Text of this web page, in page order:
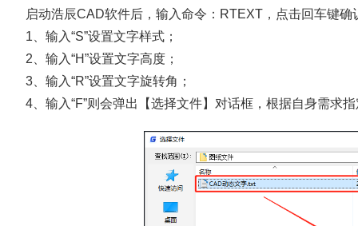
启动浩辰CAD软件后，输入命令：RTEXT，点击回车键
1、输入“S”设置文字样式；
2、输入“H”设置文字高度；
3、输入“R”设置文字旋转角；
4、输入“F”则会弹出【选择文件】对话框，根据自身需求